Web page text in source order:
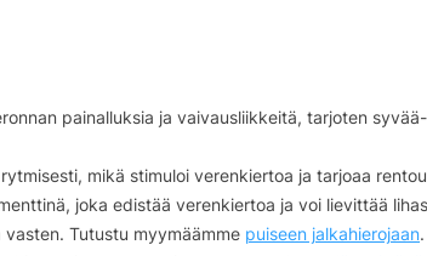
painalluksia ja vaivausliikkeitä, tarjoten
mikä stimuloi verenkiertoa ja tarjoaa
joka edistää verenkiertoa ja voi lievittää
Tutustu myymäämme puiseen jalkahierojaan.